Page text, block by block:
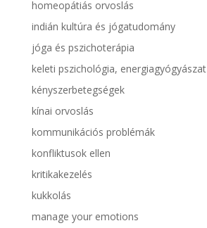
homeopátiás orvoslás
indián kultúra és jógatudomány
jóga és pszichoterápia
keleti pszichológia, energiagyógyászat
kényszerbetegségek
kínai orvoslás
kommunikációs problémák
konfliktusok ellen
kritikakezelés
kukkolás
manage your emotions